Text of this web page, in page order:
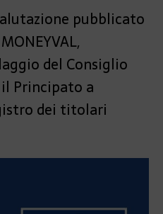
pubblicato
del Consiglio
Principato a
dei titolari